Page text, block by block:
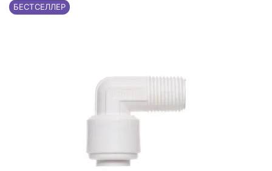
БЕСТСЕЛЛЕР